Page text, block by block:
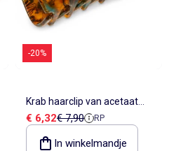
-20%
Krab haarclip van acetaat
met glanzende afwerking
Verkoopprijs
€ 6,32Referentieprijs
€ 7,90 RP
In winkelmandje